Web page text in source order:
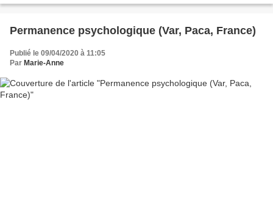
Permanence psychologique (Var, Paca, France)
Publié le 09/04/2020 à 11:05
Par Marie-Anne